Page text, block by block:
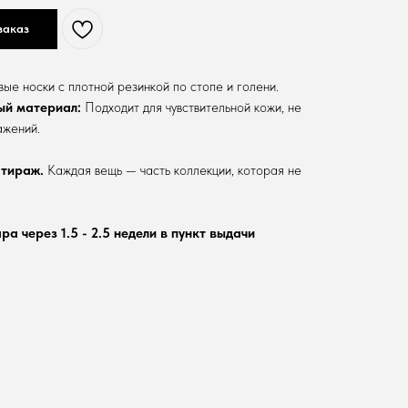
носки с плотной резинкой по стопе и голени.
материал: Подходит для чувствительной кожи, не
Каждая вещь — часть коллекции, которая не
через 1.5 - 2.5 недели в пункт выдачи